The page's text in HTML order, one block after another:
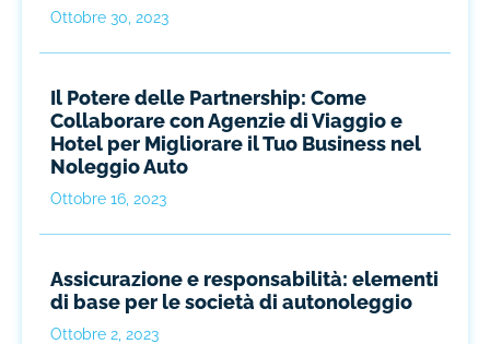
Ottobre 30, 2023
Il Potere delle Partnership: Come
Collaborare con Agenzie di Viaggio e
Hotel per Migliorare il Tuo Business nel
Noleggio Auto
Ottobre 16, 2023
Assicurazione e responsabilità: elementi
di base per le società di autonoleggio
Ottobre 2, 2023